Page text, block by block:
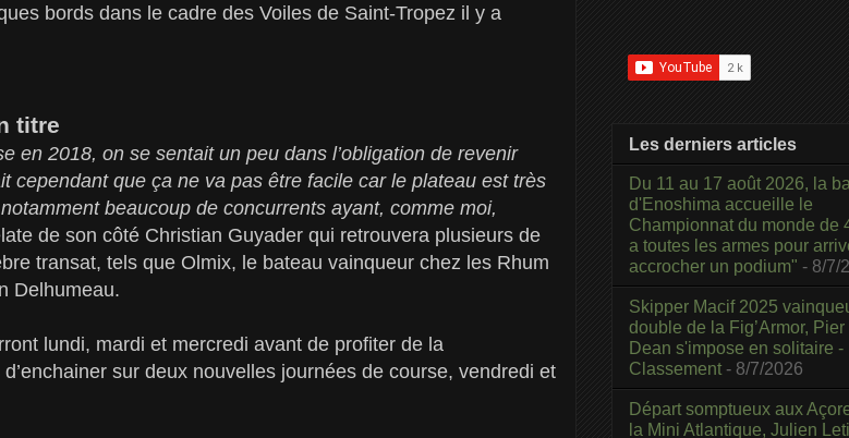
bords dans le cadre des Voiles de Saint-Tropez il y a
titre
en 2018, on se sentait un peu dans l’obligation de revenir
cependant que ça ne va pas être facile car le plateau est très
beaucoup de concurrents ayant, comme moi,
de son côté Christian Guyader qui retrouvera plusieurs de
transat, tels que Olmix, le bateau vainqueur chez les Rhum
Delhumeau.
lundi, mardi et mercredi avant de profiter de la
sur deux nouvelles journées de course, vendredi et
Les derniers articles
Du 11 au 17 août 2026, la
d'Enoshima accueille le
Championnat du monde de
a toutes les armes pour
accrocher un podium" - 8/7/
Skipper Macif 2025
double de la Fig’Armor,
Dean s'impose en solitaire -
Classement - 8/7/2026
Départ somptueux aux
la Mini Atlantique, Julien